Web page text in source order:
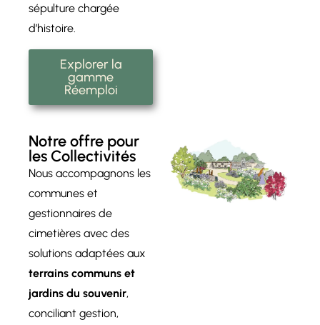
sépulture chargée
d’histoire.
Explorer la
gamme
Réemploi
Notre offre pour
les Collectivités
Nous accompagnons les
communes et
gestionnaires de
cimetières avec des
solutions adaptées aux
terrains communs et
jardins du souvenir,
conciliant gestion,